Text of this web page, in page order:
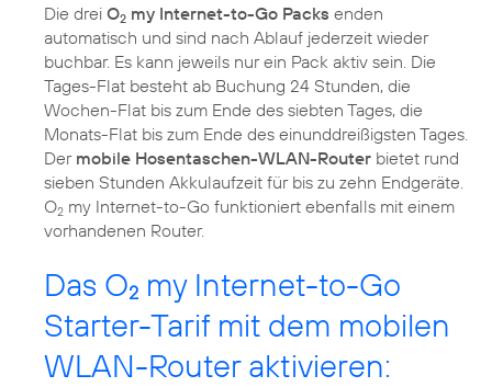
Die drei O2 my Internet-to-Go Packs enden
automatisch und sind nach Ablauf jederzeit wieder
buchbar. Es kann jeweils nur ein Pack aktiv sein. Die
Tages-Flat besteht ab Buchung 24 Stunden, die
Wochen-Flat bis zum Ende des siebten Tages, die
Monats-Flat bis zum Ende des einunddreißigsten Tages.
Der mobile Hosentaschen-WLAN-Router bietet rund
sieben Stunden Akkulaufzeit für bis zu zehn Endgeräte.
O2 my Internet-to-Go funktioniert ebenfalls mit einem
vorhandenen Router.
Das O2 my Internet-to-Go
Starter-Tarif mit dem mobilen
WLAN-Router aktivieren: